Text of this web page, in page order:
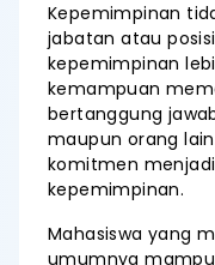
Kepemimpinan
jabatan atau
kepemimpinan
kemampuan
bertanggung
maupun orang
komitmen
kepemimpinan.
Mahasiswa yang
umumnya